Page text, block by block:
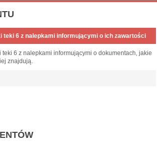
teki 6 z nalepkami informującymi o ich zawartości
teki 6 z nalepkami informującymi o dokumentach, jakie
znajdują.